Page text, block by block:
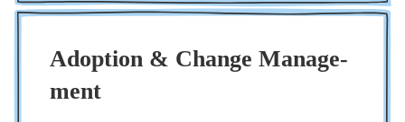
Adop­ti­on & Chan­ge Manage­
ment